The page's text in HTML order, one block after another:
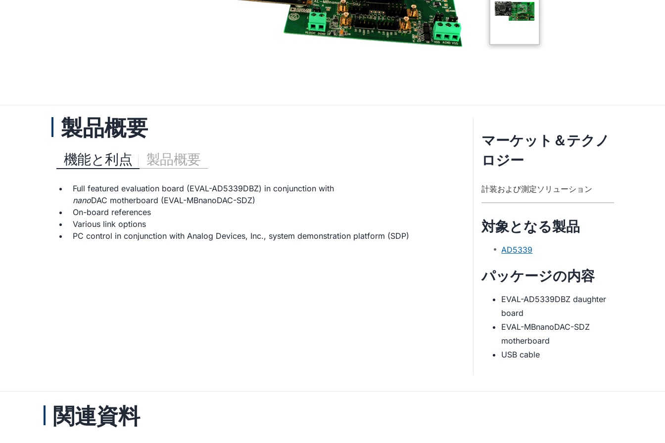
製品概要
機能と利点 製品概要
Full featured evaluation board (EVAL-AD5339DBZ) in conjunction with
nanoDAC motherboard (EVAL-MBnanoDAC-SDZ)
On-board references
Various link options
PC control in conjunction with Analog Devices, Inc., system demonstration platform (SDP)
マーケット＆テクノ
ロジー
計装および測定ソリューション
対象となる製品
AD5339
パッケージの内容
EVAL-AD5339DBZ daughter
board
EVAL-MBnanoDAC-SDZ
motherboard
USB cable
関連資料